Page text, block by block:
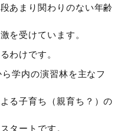
あまり関わりのない年齢
を受けています。
わけです。
学内の演習林を主なフ
る子育ち（親育ち？）の
タートです。